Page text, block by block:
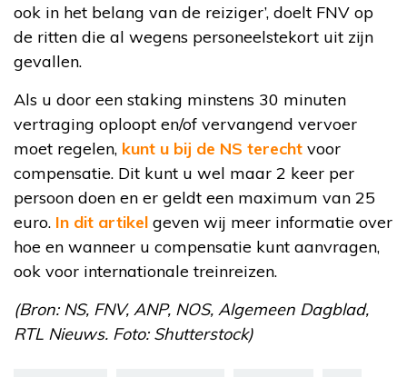
ook in het belang van de reiziger’, doelt FNV op
de ritten die al wegens personeelstekort uit zijn
gevallen.
Als u door een staking minstens 30 minuten
vertraging oploopt en/of vervangend vervoer
moet regelen, kunt u bij de NS terecht voor
compensatie. Dit kunt u wel maar 2 keer per
persoon doen en er geldt een maximum van 25
euro. In dit artikel geven wij meer informatie over
hoe en wanneer u compensatie kunt aanvragen,
ook voor internationale treinreizen.
(Bron: NS, FNV, ANP, NOS, Algemeen Dagblad,
RTL Nieuws. Foto: Shutterstock)